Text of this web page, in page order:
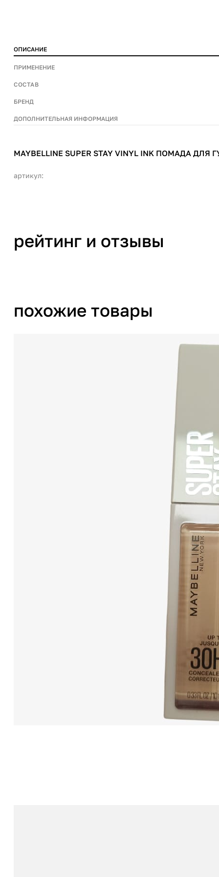
ОПИСАНИЕ
ПРИМЕНЕНИЕ
СОСТАВ
БРЕНД
ДОПОЛНИТЕЛЬНАЯ ИНФОРМАЦИЯ
MAYBELLINE SUPER STAY VINYL INK ПОМАДА ДЛЯ
артикул:
рейтинг и отзывы
похожие товары